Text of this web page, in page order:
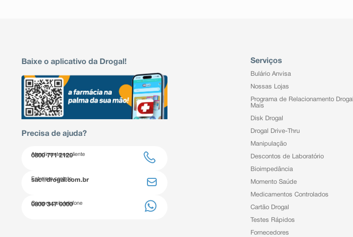
Baixe o aplicativo da Drogal!
Precisa de ajuda?
Atendimento ao cliente
0800 771 2120
Entre em contato
sac@drogal.com.br
Compre pelo telefone
0800 347 0000
Serviços
Bulário Anvisa
Nossas Lojas
Programa de Relacionamento Drogal
Mais
Disk Drogal
Drogal Drive-Thru
Manipulação
Descontos de Laboratório
Bioimpedância
Momento Saúde
Medicamentos Controlados
Cartão Drogal
Testes Rápidos
Fornecedores